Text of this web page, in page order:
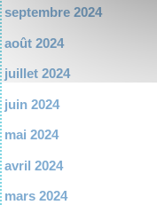
septembre 2024
août 2024
juillet 2024
juin 2024
mai 2024
avril 2024
mars 2024